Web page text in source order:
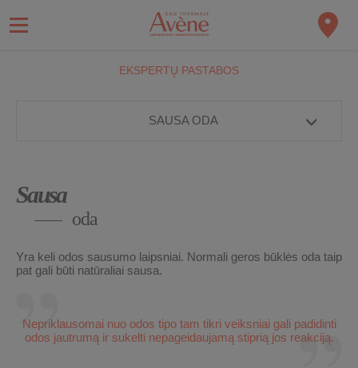
EKSPERTŲ PASTABOS
SAUSA ODA
Sausa
oda
Yra keli odos sausumo laipsniai. Normali geros būklės oda taip
pat gali būti natūraliai sausa.
Nepriklausomai nuo odos tipo tam tikri veiksniai gali padidinti
odos jautrumą ir sukelti nepageidaujamą stiprią jos reakciją.